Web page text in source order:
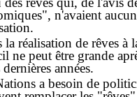
n'avaient
réalisation de rêves à
ne peut être grande
années.
a besoin de